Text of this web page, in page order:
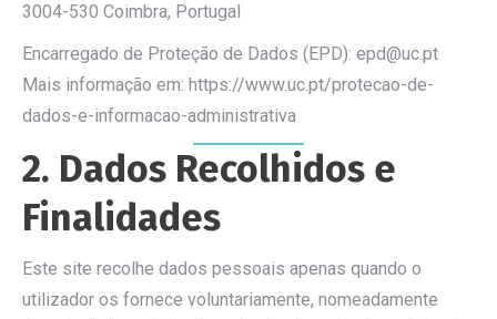
3004-530 Coimbra, Portugal
Encarregado de Proteção de Dados (EPD): epd@uc.pt
Mais informação em: https://www.uc.pt/protecao-de-
dados-e-informacao-administrativa
2. Dados Recolhidos e
Finalidades
Este site recolhe dados pessoais apenas quando o
utilizador os fornece voluntariamente, nomeadamente